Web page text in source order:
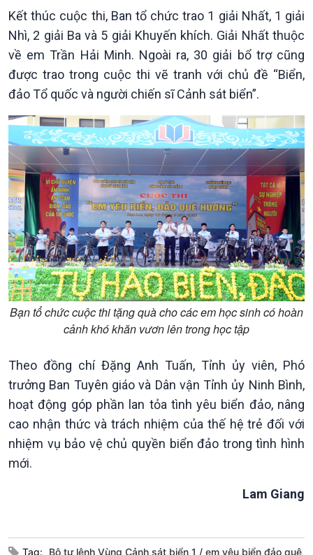
Xã hội
Tin Đời sống & Xã hội
360 độ Sức khỏe
Chuyển đổi Xanh
Tài nguyên và Môi trường
Chuyên gia của bạn
Bước chân đến trường
Khoa học & Công nghệ
Tin Khoa học & Công nghệ
Kết nối công nghệ
Sống chung với biến đổi
khí hậu
Tin Văn hoá & Du lịch
Chát với người nổi tiếng
Câu chuyện Thể thao
Ảnh
Video
Infographic
E-Magazine
Kết thúc cuộc thi, Ban tổ chức trao 1 giải Nhất, 1 giải
Nhì, 2 giải Ba và 5 giải Khuyến khích. Giải Nhất thuộc
về em Trần Hải Minh. Ngoài ra, 30 giải bổ trợ cũng
được trao trong cuộc thi vẽ tranh với chủ đề “Biển,
đảo Tổ quốc và người chiến sĩ Cảnh sát biển”.
Bạn tổ chức cuộc thi tặng quà cho các em học sinh có hoàn
cảnh khó khăn vươn lên trong học tập
Theo đồng chí Đặng Anh Tuấn, Tỉnh ủy viên, Phó
trưởng Ban Tuyên giáo và Dân vận Tỉnh ủy Ninh Bình,
hoạt động góp phần lan tỏa tình yêu biển đảo, nâng
cao nhận thức và trách nhiệm của thế hệ trẻ đối với
nhiệm vụ bảo vệ chủ quyền biển đảo trong tình hình
mới.
Lam Giang
Tag: Bộ tư lệnh Vùng Cảnh sát biển 1
em yêu biển đảo quê